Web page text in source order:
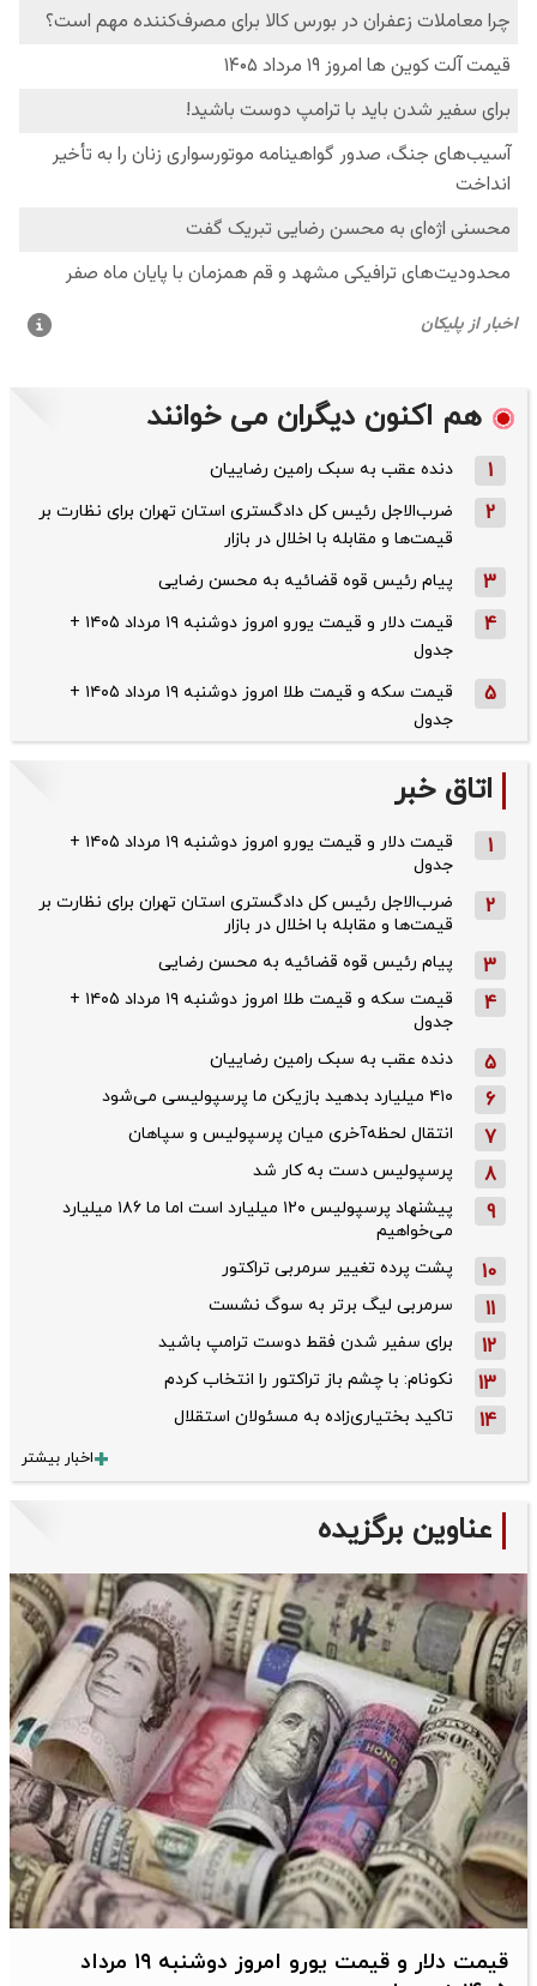
هم اکنون دیگران می خوانند
1 دنده عقب به سبک رامین رضاییان
2
ضرب‌الاجل رئیس کل دادگستری استان تهران برای نظارت بر
قیمت‌ها و مقابله با اخلال در بازار
3 پیام رئیس قوه قضائیه به محسن رضایی
4
قیمت دلار و قیمت یورو امروز دوشنبه ۱۹ مرداد ۱۴۰۵ +
جدول
5
قیمت سکه و قیمت طلا امروز دوشنبه ۱۹ مرداد ۱۴۰۵ +
جدول
اتاق خبر
1
قیمت دلار و قیمت یورو امروز دوشنبه ۱۹ مرداد ۱۴۰۵ +
جدول
2
ضرب‌الاجل رئیس کل دادگستری استان تهران برای نظارت بر
قیمت‌ها و مقابله با اخلال در بازار
3 پیام رئیس قوه قضائیه به محسن رضایی
4
قیمت سکه و قیمت طلا امروز دوشنبه ۱۹ مرداد ۱۴۰۵ +
جدول
5 دنده عقب به سبک رامین رضاییان
6 ۴۱۰ میلیارد بدهید بازیکن ما پرسپولیسی می‌شود
7 انتقال لحظه‌آخری میان پرسپولیس و سپاهان
8 پرسپولیس دست به کار شد
9
پیشنهاد پرسپولیس ۱۲۰ میلیارد است اما ما ۱۸۶ میلیارد
می‌خواهیم
10 پشت پرده تغییر سرمربی تراکتور
11 سرمربی لیگ برتر به سوگ نشست
12 برای سفیر شدن فقط دوست ترامپ باشید
13 نکونام: با چشم باز تراکتور را انتخاب کردم
14 تاکید بختیاری‌زاده به مسئولان استقلال
اخبار بیشتر
عناوین برگزیده
قیمت دلار و قیمت یورو امروز دوشنبه ۱۹ مرداد